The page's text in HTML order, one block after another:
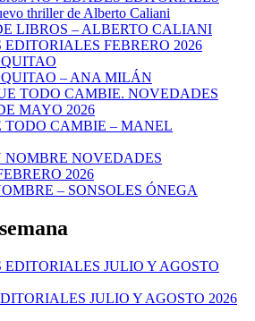
LIBROS – ALBERTO CALIANI
– ANA MILÁN
TODO CAMBIE – MANEL
– SONSOLES ÓNEGA
JULIO Y AGOSTO 2026